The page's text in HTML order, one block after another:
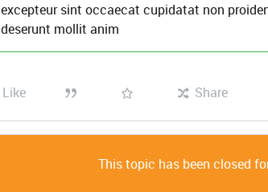
excepteur sint occaecat cupidatat non
deserunt mollit anim
Like Share
This topic has been closed